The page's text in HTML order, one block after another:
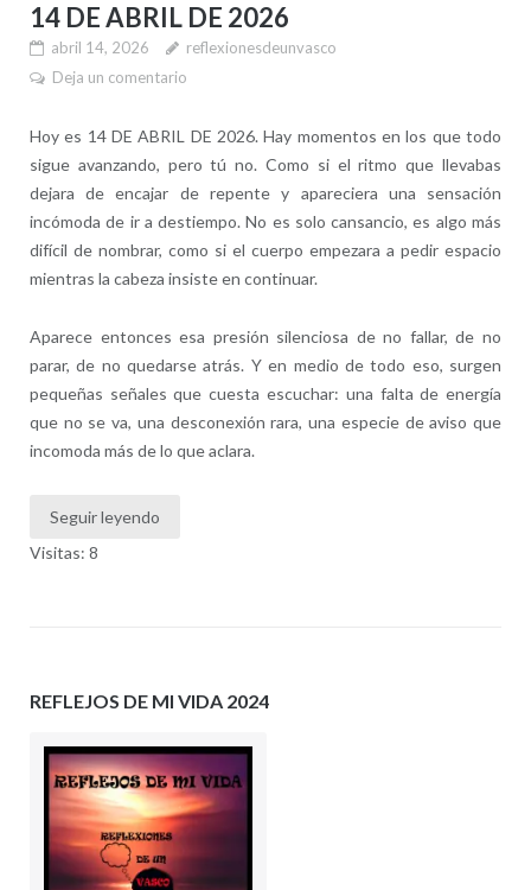
14 DE ABRIL DE 2026
abril 14, 2026
reflexionesdeunvasco
Deja un comentario
Hoy es 14 DE ABRIL DE 2026. Hay momentos en los que todo
sigue avanzando, pero tú no. Como si el ritmo que llevabas
dejara de encajar de repente y apareciera una sensación
incómoda de ir a destiempo. No es solo cansancio, es algo más
difícil de nombrar, como si el cuerpo empezara a pedir espacio
mientras la cabeza insiste en continuar.
Aparece entonces esa presión silenciosa de no fallar, de no
parar, de no quedarse atrás. Y en medio de todo eso, surgen
pequeñas señales que cuesta escuchar: una falta de energía
que no se va, una desconexión rara, una especie de aviso que
incomoda más de lo que aclara.
Seguir leyendo
Visitas: 8
REFLEJOS DE MI VIDA 2024